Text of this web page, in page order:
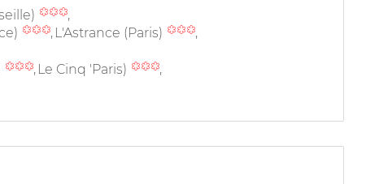
L'Astrance (Paris)
Le Cinq 'Paris)